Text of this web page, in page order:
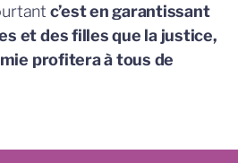
c’est en garantissant
et des filles que la justice,
profitera à tous de